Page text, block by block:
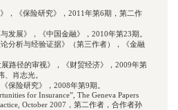
，《保险研究》，2011年第6期，第二作
发展》，《中国金融》，2010年第23期。
分析与经验证据》（第三作者），《金融
路径的审视》，《财贸经济》，2009年第
肖志光。
保险研究》，2008年第9期。
for Insurance”, The Geneva Papers
October 2007，第二作者，合作者孙